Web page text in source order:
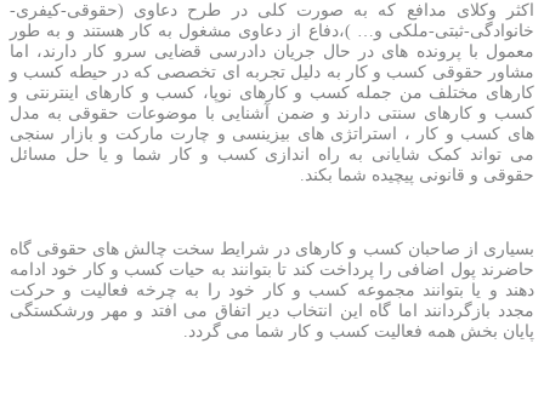
اکثر وکلای مدافع که به صورت کلی در طرح دعاوی (حقوقی-کیفری-
خانوادگی-ثبتی-ملکی و… )،دفاع از دعاوی مشغول به کار هستند و به طور
معمول با پرونده های در حال جریان دادرسی قضایی سرو کار دارند، اما
مشاور حقوقی کسب و کار به دلیل تجربه ای تخصصی که در حیطه کسب و
کارهای مختلف من جمله کسب و کارهای نوپا، کسب و کارهای اینترنتی و
کسب و کارهای سنتی دارند و ضمن آشنایی با موضوعات حقوقی به مدل
های کسب و کار ، استراتژی های بیزینسی و چارت مارکت و بازار سنجی
می تواند کمک شایانی به راه اندازی کسب و کار شما و یا حل مسائل
حقوقی و قانونی پیچیده شما بکند.
بسیاری از صاحبان کسب و کارهای در شرایط سخت چالش های حقوقی گاه
حاضرند پول اضافی را پرداخت کند تا بتوانند به حیات کسب و کار خود ادامه
دهند و یا بتوانند مجموعه کسب و کار خود را به چرخه فعالیت و حرکت
مجدد بازگردانند اما گاه این انتخاب دیر اتفاق می افتد و مهر ورشکستگی
پایان بخش همه فعالیت کسب و کار شما می گردد.